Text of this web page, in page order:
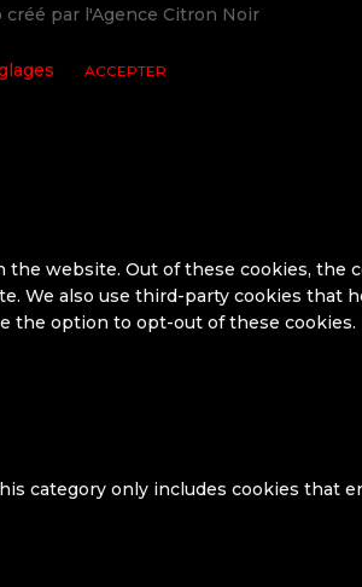
créé par l'Agence Citron Noir
ACCEPTER
website. Out of these cookies, the
also use third-party cookies that
option to opt-out of these
category only includes cookies that